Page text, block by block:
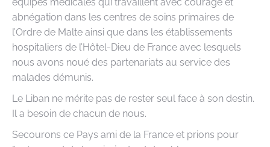
abnégation dans les centres de soins primaires de
l’Ordre de Malte ainsi que dans les établissements
hospitaliers de l’Hôtel-Dieu de France avec lesquels
nous avons noué des partenariats au service des
malades démunis.
Le Liban ne mérite pas de rester seul face à son destin.
Il a besoin de chacun de nous.
Secourons ce Pays ami de la France et prions pour